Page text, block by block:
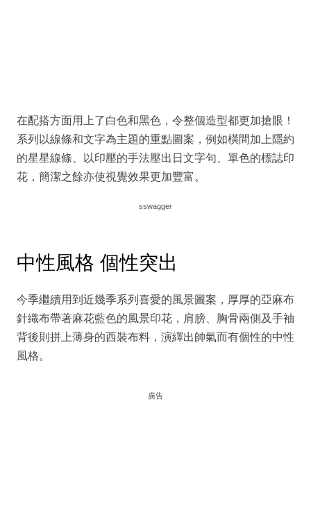
在配搭方面用上了白色和黑色，令整個造型都更加搶眼！
系列以線條和文字為主題的重點圖案，例如橫間加上隱約
的星星線條、以印壓的手法壓出日文字句、單色的標誌印
花，簡潔之餘亦使視覺效果更加豐富。
sswagger
中性風格 個性突出
今季繼續用到近幾季系列喜愛的風景圖案，厚厚的亞麻布
針織布帶著麻花藍色的風景印花，肩膀、胸骨兩側及手袖
背後則拼上薄身的西裝布料，演繹出帥氣而有個性的中性
風格。
廣告